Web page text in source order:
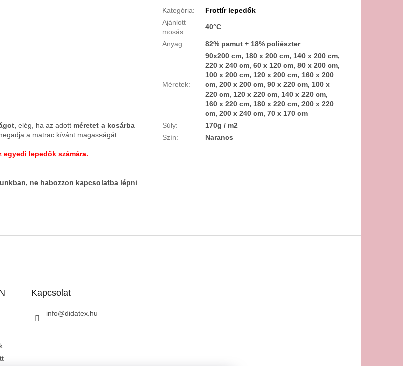
elég, ha az adott méretet a kosárba
a matrac kívánt magasságát.
egyedi lepedők számára.
ne habozzon kapcsolatba lépni
Kategória:
Frottír lepedők
Ajánlott
mosás:
40°C
Anyag: 82% pamut + 18% poliészter
Méretek:
90x200 cm, 180 x 200 cm, 140 x 200 cm,
220 x 240 cm, 60 x 120 cm, 80 x 200 cm,
100 x 200 cm, 120 x 200 cm, 160 x 200
cm, 200 x 200 cm, 90 x 220 cm, 100 x
220 cm, 120 x 220 cm, 140 x 220 cm,
160 x 220 cm, 180 x 220 cm, 200 x 220
cm, 200 x 240 cm, 70 x 170 cm
Súly:
170g / m2
Szín: Narancs
Kapcsolat
info@didatex.hu